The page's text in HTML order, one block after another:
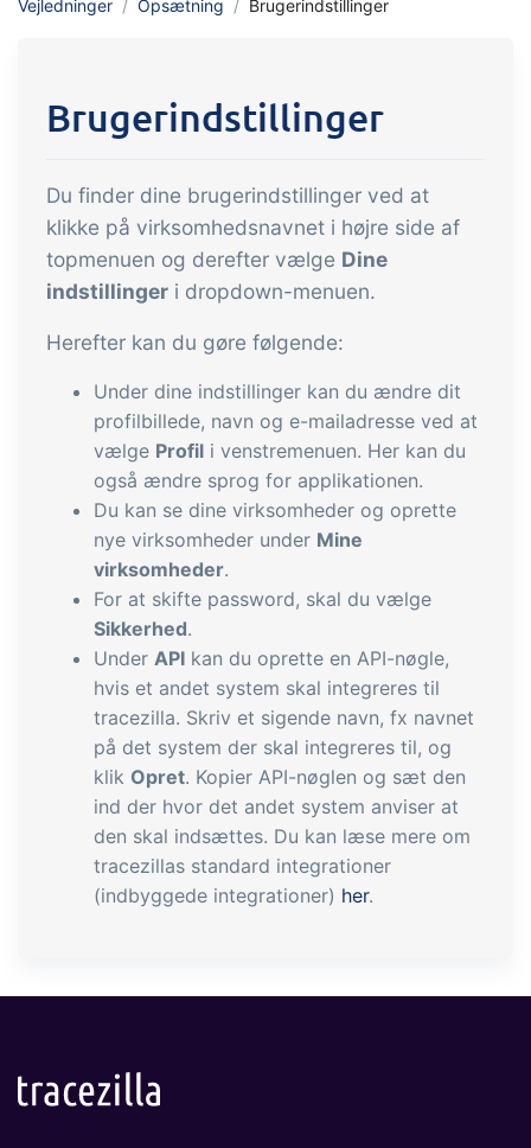
indtjening
forbindelse med handel og produktion
Det skal være nemt at handle sammen.
Automatisér de mange opgaver
forbundet med samhandel
Sporbarhed &
kvalitetsstyring
Få fuld digital sporbarhed og
automatiseret kvalitetsstyring
Certifikater og
økologiregnskab
tracezilla gør det nemt at drive en
bæredygtig og certificeret
fødevarevirksomhed
Tilføjelse
B2B Commerce
B2B Commerce kan fungere som
sælgerportal, leverandørportal eller
B2B webshop for dine kunder
Tilføjelse
Opgaver & kontroller
Få modtagekontrol, temperaturtjek og
Tilføjelse
Power Pack
og labels, sidevisninger, dataudtræk,
rapporter og indlejrede dashboards!
Vejledninger Opsætning Brugerindstillinger
Brugerindstillinger
Du finder dine brugerindstillinger ved at
klikke på virksomhedsnavnet i højre side af
topmenuen og derefter vælge Dine
indstillinger i dropdown-menuen.
Herefter kan du gøre følgende:
Under dine indstillinger kan du ændre dit
profilbillede, navn og e-mailadresse ved at
vælge Profil i venstremenuen. Her kan du
også ændre sprog for applikationen.
Du kan se dine virksomheder og oprette
nye virksomheder under Mine
virksomheder.
For at skifte password, skal du vælge
Sikkerhed.
Under API kan du oprette en API-nøgle,
hvis et andet system skal integreres til
tracezilla. Skriv et sigende navn, fx navnet
på det system der skal integreres til, og
klik Opret. Kopier API-nøglen og sæt den
ind der hvor det andet system anviser at
den skal indsættes. Du kan læse mere om
tracezillas standard integrationer
(indbyggede integrationer) her.